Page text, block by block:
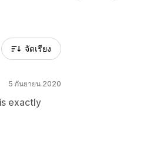
จัดเรียง
5 กันยายน 2020
exactly